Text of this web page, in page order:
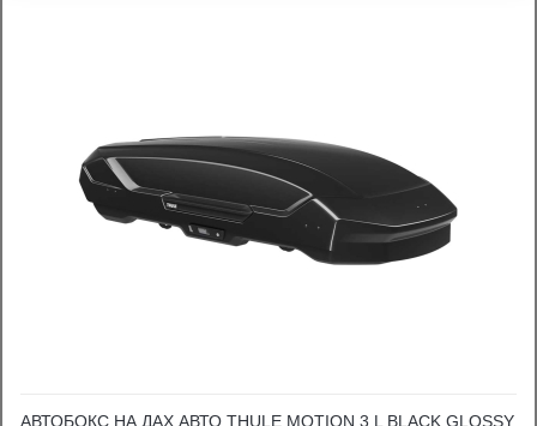
АВТОБОКС НА ДАХ АВТО THULE MOTION 3 L BLACK GLOSSY